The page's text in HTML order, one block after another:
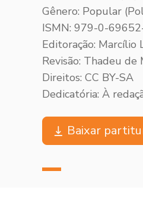
Gênero: Popular
ISMN: 979-0-
Editoração: Marcílio
Revisão: Thadeu de
Direitos: CC BY-SA
Dedicatória: À
Baixar